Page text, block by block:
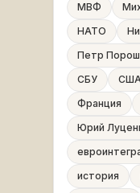
МВФ
НАТО
Петр
СБУ
Франция
Юрий
история